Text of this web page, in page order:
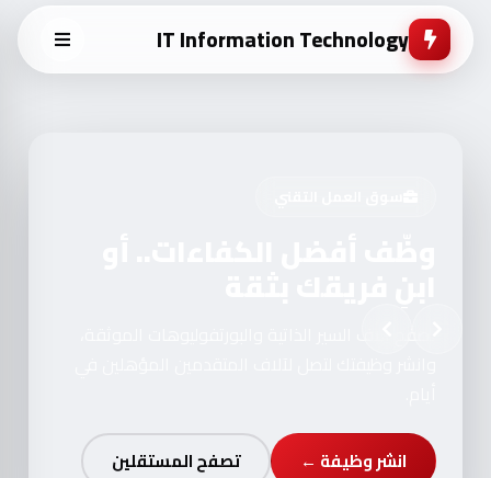
IT Information Technology
انشر وظيفة ← تصفح المستقلين